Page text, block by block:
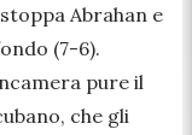
Abrahan e
(7-6).
pure il
che gli